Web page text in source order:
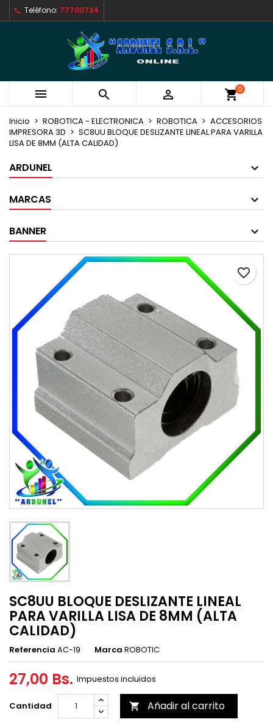
Teléfono: 77700724
   shopping_cart0
Inicio ROBOTICA - ELECTRONICA ROBOTICA
ACCESORIOS
IMPRESORA 3D
SC8UU BLOQUE DESLIZANTE LINEAL PARA VARILLA
LISA DE 8MM (ALTA CALIDAD)
ARDUNEL
MARCAS
BANNER
SC8UU BLOQUE DESLIZANTE LINEAL
PARA VARILLA LISA DE 8MM (ALTA
CALIDAD)
Referencia AC-19 Marca ROBOTIC
27,00 Bs. Impuestos incluidos
Cantidad  Añadir al carrito
favorite_border
Mi lista de deseos ×
Crear nueva lista
Crear lista de deseos ×
Nombre de la lista de deseos
Cancelar Crear lista de deseos
Iniciar sesión ×
Debe iniciar sesión para guardar productos en su
lista de deseos.
Cancelar Iniciar sesión